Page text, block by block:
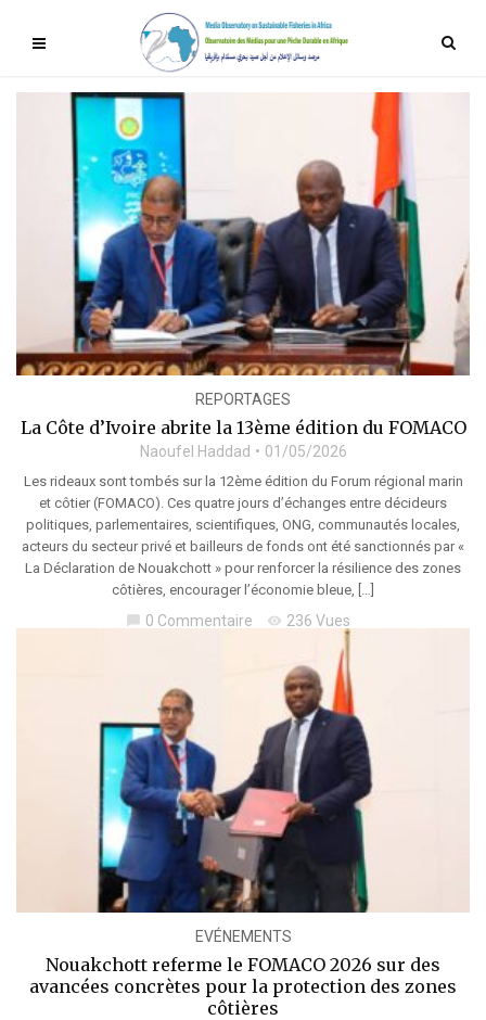
REPORTAGES
La Côte d’Ivoire abrite la 13ème édition du FOMACO
Naoufel Haddad 01/05/2026
Les rideaux sont tombés sur la 12ème édition du Forum régional marin
et côtier (FOMACO). Ces quatre jours d’échanges entre décideurs
politiques, parlementaires, scientifiques, ONG, communautés locales,
acteurs du secteur privé et bailleurs de fonds ont été sanctionnés par «
La Déclaration de Nouakchott » pour renforcer la résilience des zones
côtières, encourager l’économie bleue, […]
chat_bubble 0 Commentaire visibility 236 Vues
EVÉNEMENTS
Nouakchott referme le FOMACO 2026 sur des
avancées concrètes pour la protection des zones
côtières